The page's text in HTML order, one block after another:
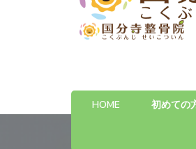
HOME 初めての